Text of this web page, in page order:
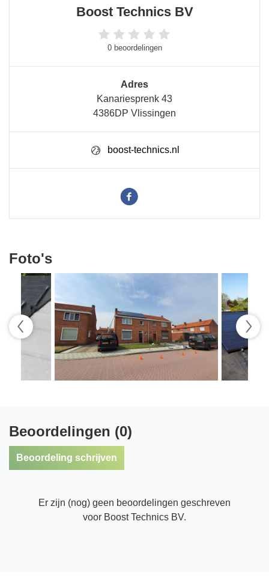
Boost Technics BV
0 beoordelingen
Adres
Kanariesprenk 43
4386DP Vlissingen
boost-technics.nl
Foto's
Beoordelingen (0)
Beoordeling schrijven
Er zijn (nog) geen beoordelingen geschreven
voor Boost Technics BV.